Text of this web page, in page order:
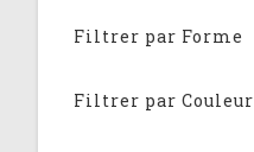
Filtrer par Forme
Filtrer par Couleur